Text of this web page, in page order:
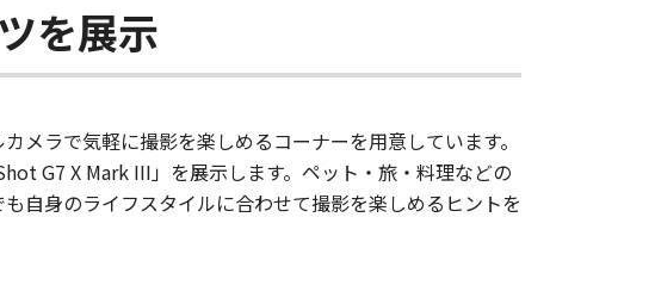
を展示
ラで気軽に撮影を楽しめるコーナーを用意しています。
G7 X Mark III」を展示します。ペット・旅・料理などの
自身のライフスタイルに合わせて撮影を楽しめるヒントを